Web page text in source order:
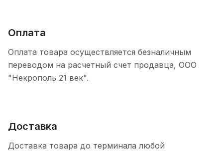
Оплата
Оплата товара осуществляется безналичным
переводом на расчетный счет продавца, ООО
"Некрополь 21 век".
Доставка
Доставка товара до терминала любой